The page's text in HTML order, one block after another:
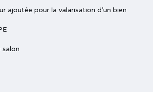
ajoutée pour la valarisation d’un bien
salon